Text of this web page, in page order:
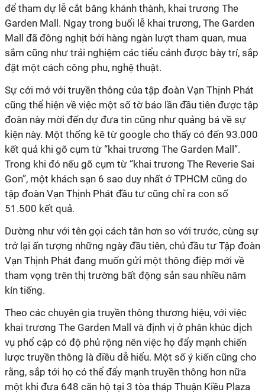
để tham dự lễ cắt băng khánh thành, khai trương The
Garden Mall. Ngay trong buổi lễ khai trương, The Garden
Mall đã đông nghịt bởi hàng ngàn lượt tham quan, mua
sắm cũng như trải nghiệm các tiểu cảnh được bày trí, sắp
đặt một cách công phu, nghệ thuật.
Sự cởi mở với truyền thông của tập đoàn Vạn Thịnh Phát
cũng thể hiện về việc một số tờ báo lần đầu tiên được tập
đoàn này mời đến dự đưa tin cũng như quảng bá về sự
kiện này. Một thống kê từ google cho thấy có đến 93.000
kết quả khi gõ cụm từ “khai trương The Garden Mall”.
Trong khi đó nếu gõ cụm từ “khai trương The Reverie Sai
Gon”, một khách sạn 6 sao duy nhất ở TPHCM cũng do
tập đoàn Vạn Thịnh Phát đầu tư cũng chỉ ra con số
51.500 kết quả.
Dường như với tên gọi cách tân hơn so với trước, cùng sự
trở lại ấn tượng những ngày đầu tiên, chủ đầu tư Tập đoàn
Vạn Thịnh Phát đang muốn gửi một thông điệp mới về
tham vọng trên thị trường bất động sản sau nhiều năm
kín tiếng.
Theo các chuyên gia truyền thông thương hiệu, với việc
khai trương The Garden Mall và định vị ở phân khúc dịch
vụ phổ cập có độ phủ rộng nên việc họ đẩy mạnh chiến
lược truyền thông là điều dễ hiểu. Một số ý kiến cũng cho
rằng, sắp tới họ có thể đẩy mạnh truyền thông hơn nữa
một khi đưa 648 căn hộ tại 3 tòa tháp Thuận Kiều Plaza